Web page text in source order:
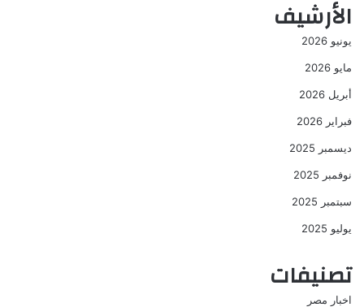
الأرشيف
يونيو 2026
مايو 2026
أبريل 2026
فبراير 2026
ديسمبر 2025
نوفمبر 2025
سبتمبر 2025
يوليو 2025
تصنيفات
اخبار مصر